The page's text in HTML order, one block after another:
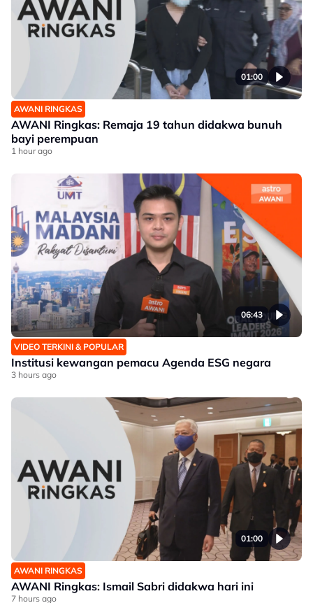
01:00
AWANI RINGKAS
AWANI Ringkas: Remaja 19 tahun didakwa bunuh
bayi perempuan
1 hour ago
06:43
VIDEO TERKINI & POPULAR
Institusi kewangan pemacu Agenda ESG negara
3 hours ago
01:00
AWANI RINGKAS
AWANI Ringkas: Ismail Sabri didakwa hari ini
7 hours ago